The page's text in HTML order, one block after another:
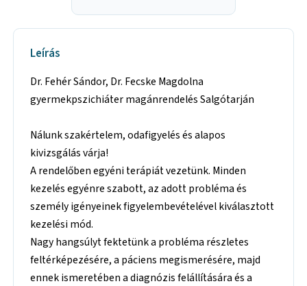
Leírás
Dr. Fehér Sándor, Dr. Fecske Magdolna
gyermekpszichiáter magánrendelés Salgótarján
Nálunk szakértelem, odafigyelés és alapos
kivizsgálás várja!
A rendelőben egyéni terápiát vezetünk. Minden
kezelés egyénre szabott, az adott probléma és
személy igényeinek figyelembevételével kiválasztott
kezelési mód.
Nagy hangsúlyt fektetünk a probléma részletes
feltérképezésére, a páciens megismerésére, majd
ennek ismeretében a diagnózis felállítására és a